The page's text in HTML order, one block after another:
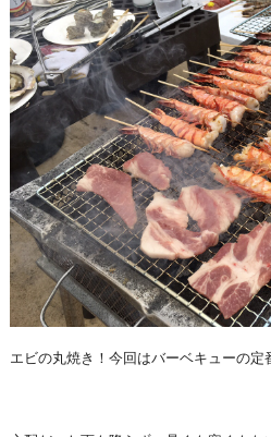
エビの丸焼き！今回はバーベキューの定